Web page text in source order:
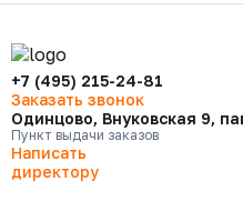
+7 (495) 215-24-81
Заказать звонок
Одинцово, Внуковская 9,
Пункт выдачи заказов
Написать
директору